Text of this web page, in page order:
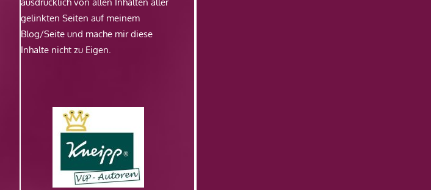
gelinkten Seiten auf meinem
Blog/Seite und mache mir diese
Inhalte nicht zu Eigen.